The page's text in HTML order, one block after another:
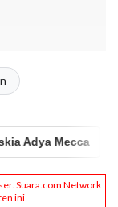
Adya Mecca